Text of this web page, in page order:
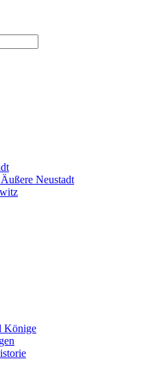
Neustadt
Könige